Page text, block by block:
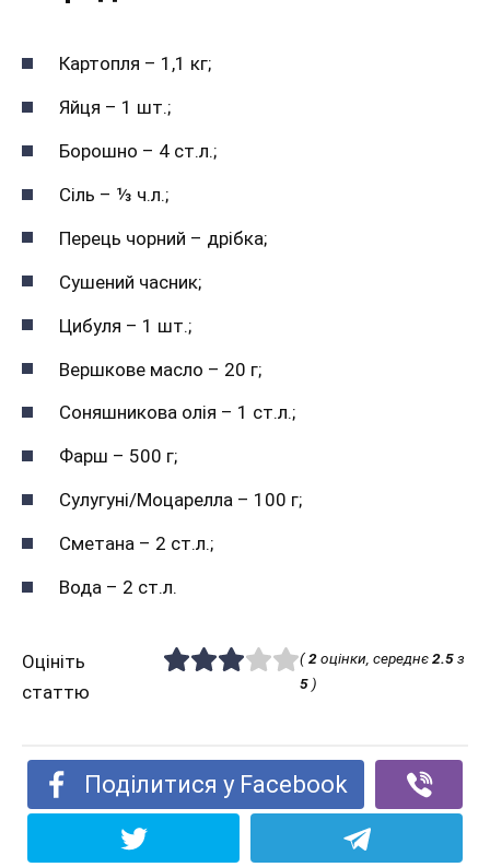
Картопля – 1,1 кг;
Яйця – 1 шт.;
Борошно – 4 ст.л.;
Сіль – ⅓ ч.л.;
Перець чорний – дрібка;
Сушений часник;
Цибуля – 1 шт.;
Вершкове масло – 20 г;
Соняшникова олія – 1 ст.л.;
Фарш – 500 г;
Сулугуні/Моцарелла – 100 г;
Сметана – 2 ст.л.;
Вода – 2 ст.л.
Оцініть
статтю
(2оцінки, середнє2.5з
5)
Поділитися у Facebook